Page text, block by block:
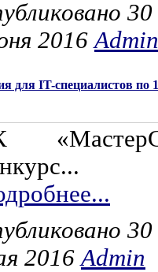
30
2016Admin
для IT-специалистов по
30
2016Admin